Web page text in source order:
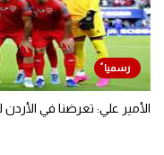
الأمير علي: تعرضنا في الأردن